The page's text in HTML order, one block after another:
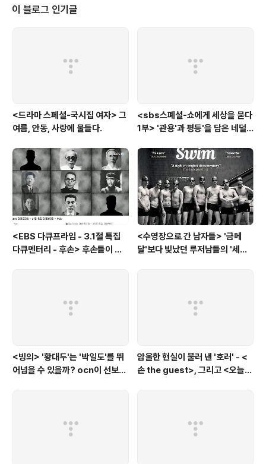
기억을 잃으며 쓰러진다. 그의 과잉 기억 증후군의 반전인지, 아버지에 이은 알
츠하이머의 유전인지, 다음 회를 기약하면서. 언제나 '고꾸라지는' 주인공하지
이 블로그 인기글
<드라마 스페셜-국시집 여자> 그
여름, 안동, 사랑에 물들다.
<sbs스폐셜-쇼에게 세상을 묻다
1부> '관용'과 평등'을 담은 네덜
<EBS 다큐프라임 - 3.1절 특집
다큐멘터리 - 후손> 후손들이 말
<수영장으로 간 남자들> '금메
달'보다 빛났던 루저남들의 '세라
<빙의> '황대두'는 '박일도'를 뛰
어넘을 수 있을까? ocn이 선보인
암울한 현실이 불러 낸 '호러' - <
손 the guest>, 그리고 <오늘의